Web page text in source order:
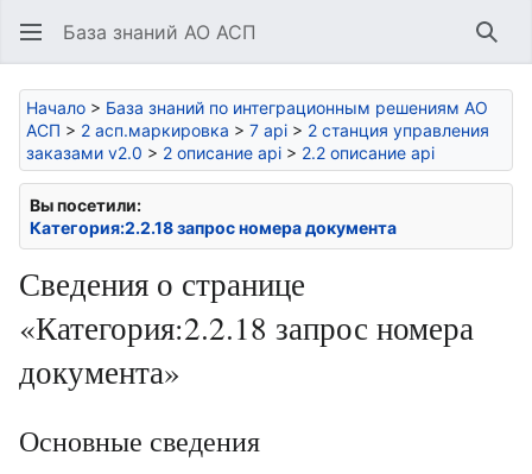
База знаний АО АСП
Начало > База знаний по интеграционным решениям АО
АСП > 2 асп.маркировка > 7 api > 2 станция управления
заказами v2.0 > 2 описание api > 2.2 описание api
Вы посетили:
Категория:2.2.18 запрос номера документа
Сведения о странице
«Категория:2.2.18 запрос номера
документа»
Основные сведения